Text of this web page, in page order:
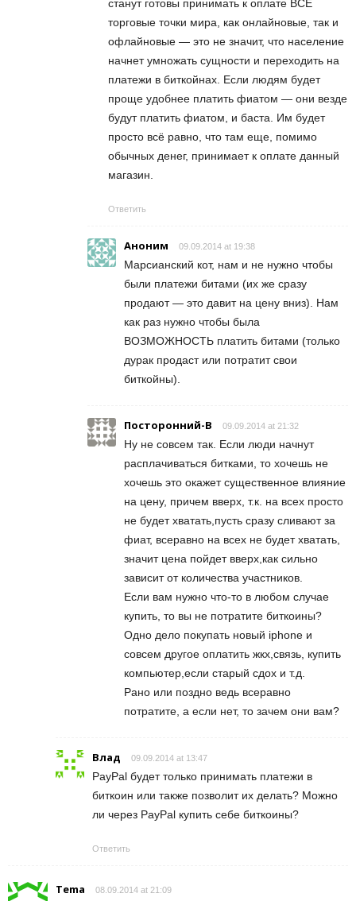
станут готовы принимать к оплате ВСЕ
торговые точки мира, как онлайновые, так и
офлайновые — это не значит, что население
начнет умножать сущности и переходить на
платежи в биткойнах. Если людям будет
проще удобнее платить фиатом — они везде
будут платить фиатом, и баста. Им будет
просто всё равно, что там еще, помимо
обычных денег, принимает к оплате данный
магазин.
Ответить
Аноним 09.09.2014 at 19:38
Марсианский кот, нам и не нужно чтобы
были платежи битами (их же сразу
продают — это давит на цену вниз). Нам
как раз нужно чтобы была
ВОЗМОЖНОСТЬ платить битами (только
дурак продаст или потратит свои
биткойны).
Посторонний-В 09.09.2014 at 21:32
Ну не совсем так. Если люди начнут
расплачиваться битками, то хочешь не
хочешь это окажет существенное влияние
на цену, причем вверх, т.к. на всех просто
не будет хватать,пусть сразу сливают за
фиат, всеравно на всех не будет хватать,
значит цена пойдет вверх,как сильно
зависит от количества участников.
Если вам нужно что-то в любом случае
купить, то вы не потратите биткоины?
Одно дело покупать новый iphone и
совсем другое оплатить жкх,связь, купить
компьютер,если старый сдох и т.д.
Рано или поздно ведь всеравно
потратите, а если нет, то зачем они вам?
Влад 09.09.2014 at 13:47
PayPal будет только принимать платежи в
биткоин или также позволит их делать? Можно
ли через PayPal купить себе биткоины?
Ответить
Tema 08.09.2014 at 21:09